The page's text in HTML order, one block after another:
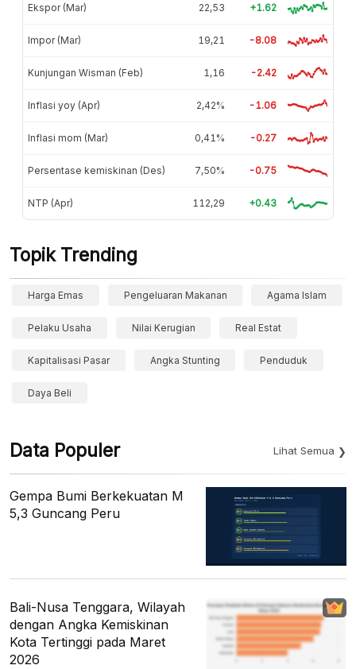
Ekspor (Mar) 22,53 +1.62
Impor (Mar) 19,21 -8.08
Kunjungan Wisman (Feb) 1,16 -2.42
Inflasi yoy (Apr) 2,42% -1.06
Inflasi mom (Mar) 0,41% -0.27
Persentase kemiskinan (Des) 7,50% -0.75
NTP (Apr) 112,29 +0.43
Topik Trending
Harga Emas Pengeluaran Makanan Agama Islam
Pelaku Usaha Nilai Kerugian Real Estat
Kapitalisasi Pasar Angka Stunting Penduduk
Daya Beli
Data Populer Lihat Semua
Gempa Bumi Berkekuatan M
5,3 Guncang Peru
Bali-Nusa Tenggara, Wilayah
dengan Angka Kemiskinan
Kota Tertinggi pada Maret
2026